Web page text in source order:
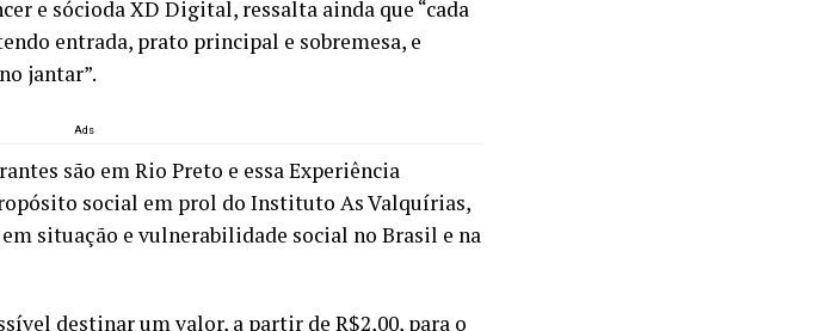
e sócioda XD Digital, ressalta ainda que “cada
entrada, prato principal e sobremesa, e
jantar”.
Ads
são em Rio Preto e essa Experiência
social em prol do Instituto As Valquírias,
situação e vulnerabilidade social no Brasil e na
destinar um valor, a partir de R$2,00, para o